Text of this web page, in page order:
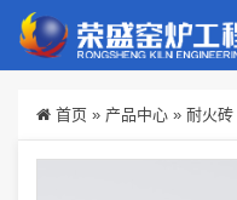
首页 » 产品中心 » 耐火砖